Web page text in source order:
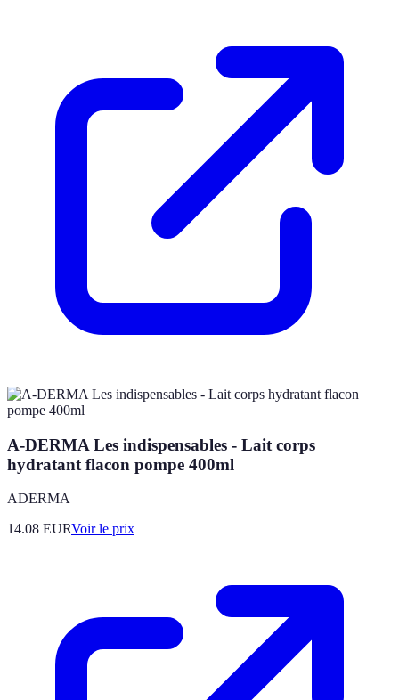
A-DERMA Les indispensables - Lait corps
hydratant flacon pompe 400ml
ADERMA
14.08 EURVoir le prix